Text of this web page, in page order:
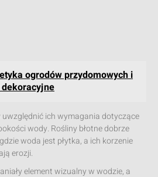
ogrodów przydomowych i
ich wymagania dotyczące
wody. Rośliny błotne dobrze
woda jest płytka, a ich korzenie
erozji.
element wizualny w wodzie, a